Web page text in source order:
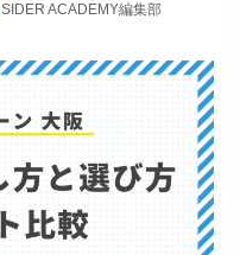
SIDER ACADEMY編集部